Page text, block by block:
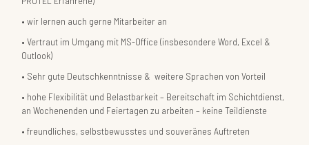
wir lernen auch gerne Mitarbeiter an
Vertraut im Umgang mit MS-Office (insbesondere Word, Excel &
Outlook)
Sehr gute Deutschkenntnisse & weitere Sprachen von Vorteil
hohe Flexibilität und Belastbarkeit – Bereitschaft im Schichtdienst,
an Wochenenden und Feiertagen zu arbeiten – keine Teildienste
freundliches, selbstbewusstes und souveränes Auftreten